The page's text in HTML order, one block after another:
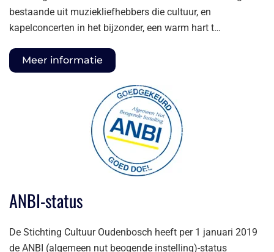
bestaande uit muziekliefhebbers die cultuur, en
kapelconcerten in het bijzonder, een warm hart t…
Meer informatie
ANBI-status
De Stichting Cultuur Oudenbosch heeft per 1 januari 2019
de ANBI (algemeen nut beogende instelling)-status